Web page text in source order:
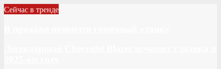
Сейчас в тренде